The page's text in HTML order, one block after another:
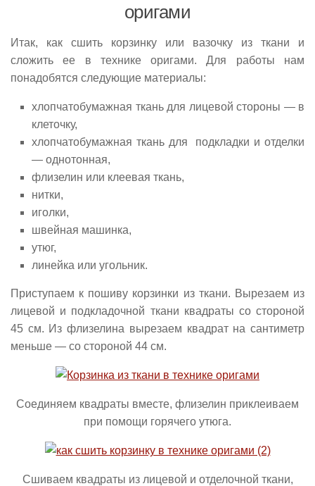
оригами
Итак, как сшить корзинку или вазочку из ткани и
сложить ее в технике оригами. Для работы нам
понадобятся следующие материалы:
хлопчатобумажная ткань для лицевой стороны — в
клеточку,
хлопчатобумажная ткань для подкладки и отделки
— однотонная,
флизелин или клеевая ткань,
нитки,
иголки,
швейная машинка,
утюг,
линейка или угольник.
Приступаем к пошиву корзинки из ткани. Вырезаем из
лицевой и подкладочной ткани квадраты со стороной
45 см. Из флизелина вырезаем квадрат на сантиметр
меньше — со стороной 44 см.
Соединяем квадраты вместе, флизелин приклеиваем
при помощи горячего утюга.
Сшиваем квадраты из лицевой и отделочной ткани,